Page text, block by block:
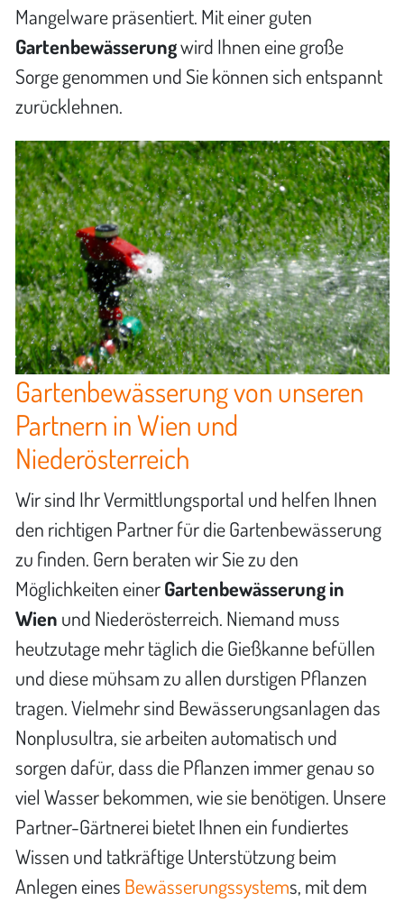
Mangelware präsentiert. Mit einer guten
Gartenbewässerungwird Ihnen eine große
Sorge genommen und Sie können sich entspannt
zurücklehnen.
Gartenbewässerung von unseren
Partnern in Wien und
Niederösterreich
Wir sind Ihr Vermittlungsportal und helfen Ihnen
den richtigen Partner für die Gartenbewässerung
zu finden. Gern beraten wir Sie zu den
Möglichkeiten einerGartenbewässerung in
Wien und Niederösterreich. Niemand muss
heutzutage mehr täglich die Gießkanne befüllen
und diese mühsam zu allen durstigen Pflanzen
tragen. Vielmehr sind Bewässerungsanlagen das
Nonplusultra, sie arbeiten automatisch und
sorgen dafür, dass die Pflanzen immer genau so
viel Wasser bekommen, wie sie benötigen. Unsere
Partner-Gärtnerei bietet Ihnen ein fundiertes
Wissen und tatkräftige Unterstützung beim
Anlegen eines Bewässerungssystems, mit dem